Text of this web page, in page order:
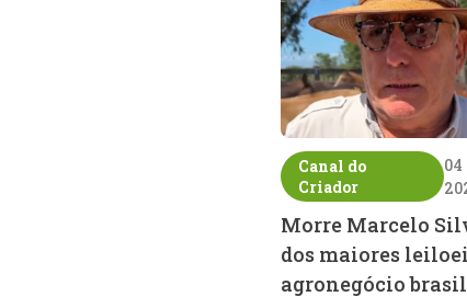
Canal do
Criador
04
Morre Marcelo
dos maiores
agronegócio